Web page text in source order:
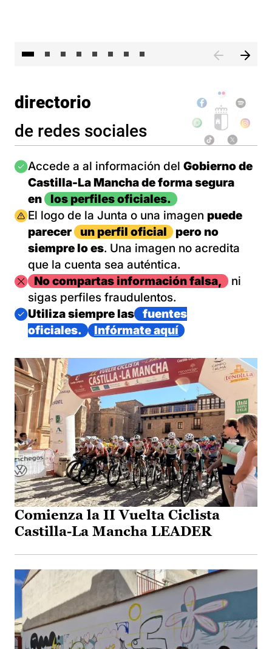
directorio
de redes sociales
Imagen
Accede a al información del Gobierno de
Castilla-La Mancha de forma segura
en
los perfiles oficiales.
Imagen
El logo de la Junta o una imagen puede
parecer
un perfil oficial
pero no
siempre lo es. Una imagen no acredita
que la cuenta sea auténtica.
ImagenNo compartas información falsa,
ni
sigas perfiles fraudulentos.
Imagen
Utiliza siempre las
fuentes
oficiales.
Infórmate aquí
Comienza la II Vuelta Ciclista
Castilla-La Mancha LEADER